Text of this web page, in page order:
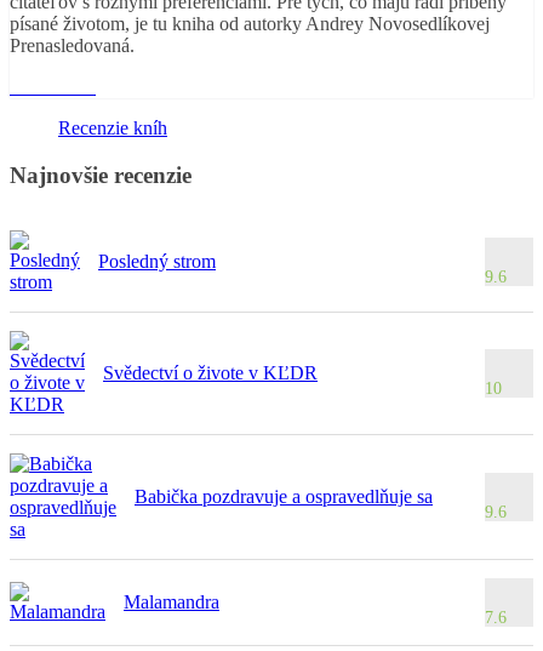
písané životom, je tu kniha od autorky Andrey Novosedlíkovej
Prenasledovaná.
Recenzie kníh
Najnovšie recenzie
Posledný strom
9.6
Svědectví o živote v KĽDR
10
Babička pozdravuje a ospravedlňuje sa
9.6
Malamandra
7.6